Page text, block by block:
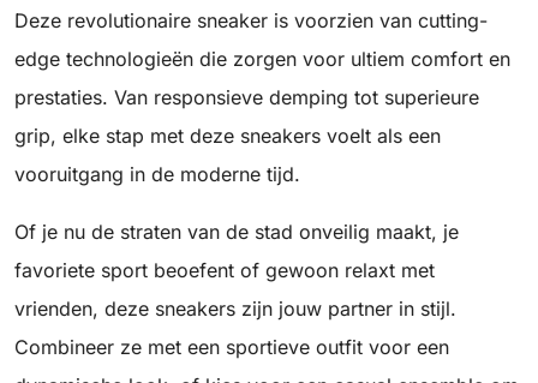
Deze revolutionaire sneaker is voorzien van cutting-
edge technologieën die zorgen voor ultiem comfort en
prestaties. Van responsieve demping tot superieure
grip, elke stap met deze sneakers voelt als een
vooruitgang in de moderne tijd.
Of je nu de straten van de stad onveilig maakt, je
favoriete sport beoefent of gewoon relaxt met
vrienden, deze sneakers zijn jouw partner in stijl.
Combineer ze met een sportieve outfit voor een